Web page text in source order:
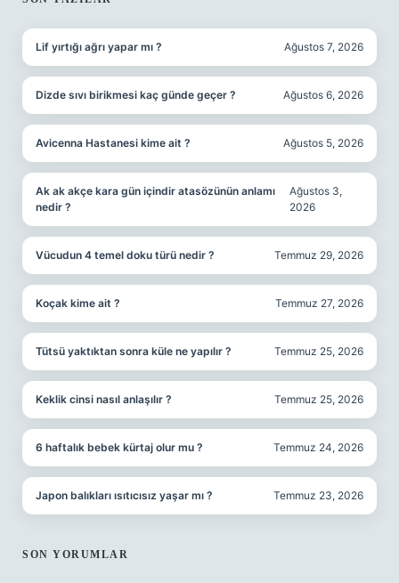
SIDEBAR
Lif yırtığı ağrı yapar mı ? Ağustos 7, 2026
Dizde sıvı birikmesi kaç günde geçer ? Ağustos 6, 2026
Avicenna Hastanesi kime ait ? Ağustos 5, 2026
Ak ak akçe kara gün içindir atasözünün anlamı
nedir ?
Ağustos 3,
2026
Vücudun 4 temel doku türü nedir ? Temmuz 29, 2026
Koçak kime ait ? Temmuz 27, 2026
Tütsü yaktıktan sonra küle ne yapılır ? Temmuz 25, 2026
Keklik cinsi nasıl anlaşılır ? Temmuz 25, 2026
6 haftalık bebek kürtaj olur mu ? Temmuz 24, 2026
Japon balıkları ısıtıcısız yaşar mı ? Temmuz 23, 2026
SON YORUMLAR